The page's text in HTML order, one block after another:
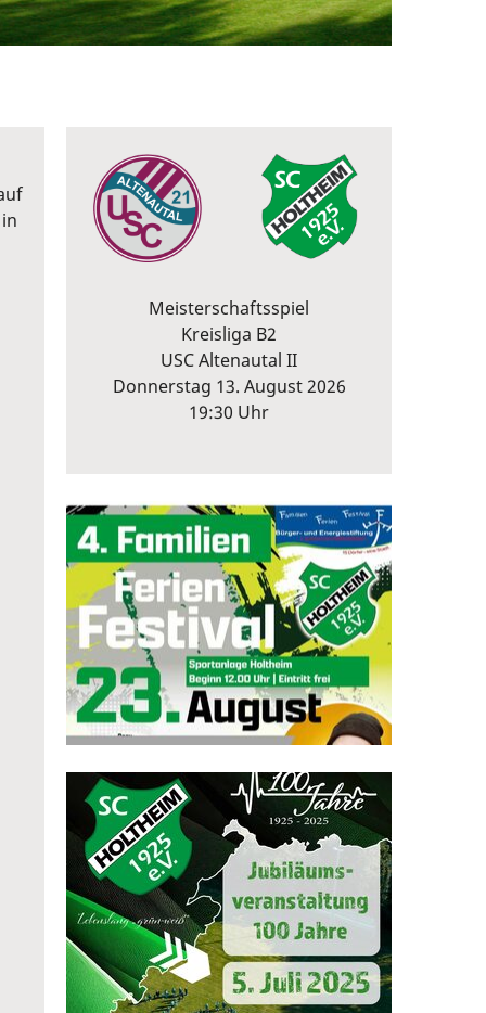
Meisterschaftsspiel
Kreisliga B2
USC Altenautal II
Donnerstag 13. August 2026
19:30 Uhr